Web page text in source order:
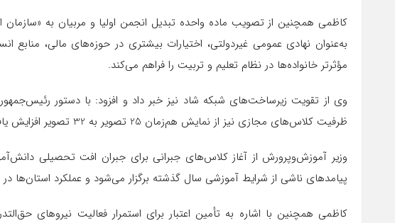
کاظمی همچنین از تصویب ماده واحده تبدیل انجمن اولیا و مربیان به «سازمان
به‌عنوان نهادی عمومی غیردولتی، اختیارات بیشتری در حوزه‌های مالی، منابع
مؤثرتر خانواده‌ها در نظام تعلیم و تربیت را فراهم می‌کند.
ظرفیت کلاس‌های مجازی نیز از نمایش هم‌زمان 25 تصویر به 32 تصویر افزایش یافته است.
وزیر آموزش‌وپرورش از آغاز کلاس‌های جبرانی برای جبران افت تحصیلی
پیامدهای ناشی از شرایط آموزشی سال گذشته برگزار می‌شود و عملکرد استان‌ها
کاظمی همچنین با اشاره به تأمین اعتبار برای استمرار فعالیت نیروهای